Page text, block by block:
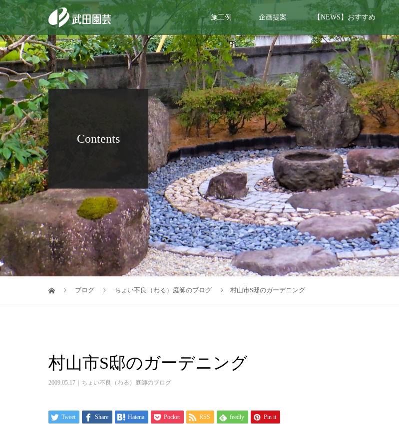
施工例 企画提案 【NEWS】おすすめ
Contents
ブログ ちょい不良（わる）庭師のブログ 村山市S邸のガーデニング
村山市S邸のガーデニング
2009.05.17 ちょい不良（わる）庭師のブログ
Tweet Share Hatena Pocket RSS feedly Pin it